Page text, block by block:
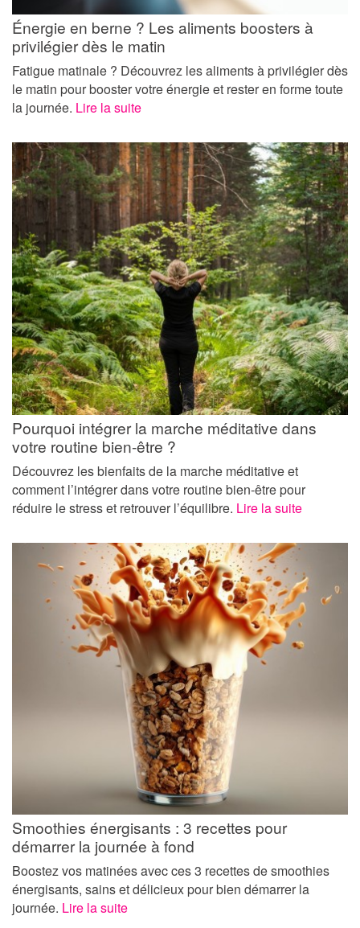
Énergie en berne ? Les aliments boosters à
privilégier dès le matin
Fatigue matinale ? Découvrez les aliments à privilégier dès
le matin pour booster votre énergie et rester en forme toute
la journée. Lire la suite
Pourquoi intégrer la marche méditative dans
votre routine bien-être ?
Découvrez les bienfaits de la marche méditative et
comment l’intégrer dans votre routine bien-être pour
réduire le stress et retrouver l’équilibre. Lire la suite
Smoothies énergisants : 3 recettes pour
démarrer la journée à fond
Boostez vos matinées avec ces 3 recettes de smoothies
énergisants, sains et délicieux pour bien démarrer la
journée. Lire la suite